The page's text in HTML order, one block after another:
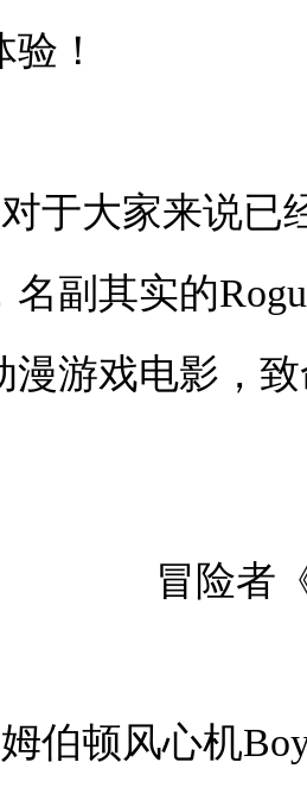
！
于大家来说已
名副其实的
漫游戏电影，
冒险者
伯顿风心机